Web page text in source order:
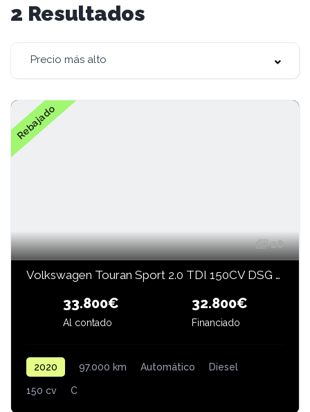
2 Resultados
Precio más alto
Rebajado
28
Volkswagen Touran Sport 2.0 TDI 150CV DSG R-Line
33.800€
Al contado
32.800€
Financiado
2020 97.000 km Automático Diesel
150 cv C